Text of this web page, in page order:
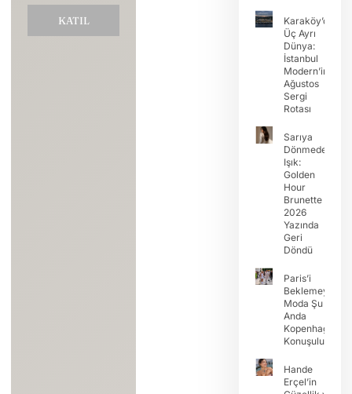
KATIL
Karaköy’de
Üç Ayrı
Dünya:
İstanbul
Modern’in
Ağustos
Sergi
Rotası
Sarıya
Dönmeden
Işık:
Golden
Hour
Brunette
2026
Yazında
Geri
Döndü
Paris’i
Beklemeyin:
Moda Şu
Anda
Kopenhag’da
Konuşuluyor
Hande
Erçel’in